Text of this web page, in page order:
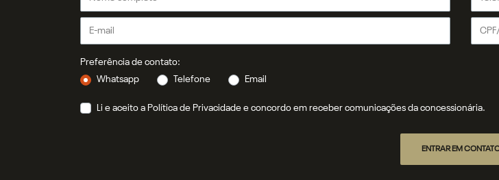
Preferência de contato:
Whatsapp
Telefone Email
Li e aceito a Política de Privacidade e concordo em receber comunicações da concessionária.
ENTRAR EM